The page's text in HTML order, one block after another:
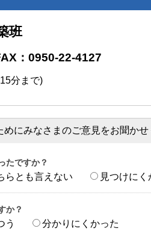
班
：0950-22-4127
分まで)
にみなさまのご意見をお聞かせ
たですか？
らとも言えない 見つけにく
か？
う 分かりにくかった